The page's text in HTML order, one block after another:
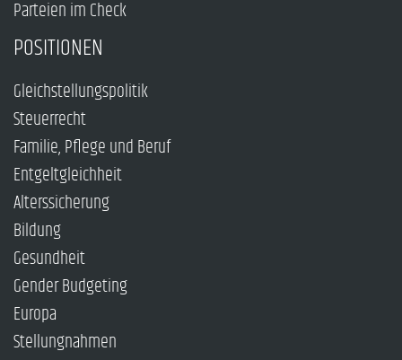
Parteien im Check
POSITIONEN
Gleichstellungspolitik
Steuerrecht
Familie, Pflege und Beruf
Entgeltgleichheit
Alterssicherung
Bildung
Gesundheit
Gender Budgeting
Europa
Stellungnahmen